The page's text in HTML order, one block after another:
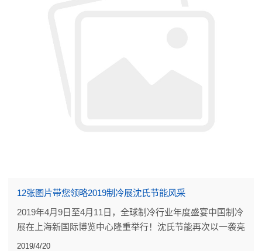
12张图片带您领略2019制冷展沈氏节能风采
2019年4月9日至4月11日，全球制冷行业年度盛宴中国制冷
展在上海新国际博览中心隆重举行！沈氏节能再次以一袭亮
丽的沈氏蓝引得全场瞩目。
2019/4/20